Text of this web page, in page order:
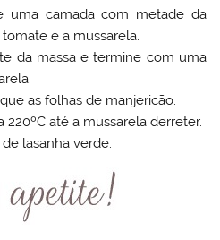
uma camada com metade da
e a mussarela.
da massa e termine com uma
as folhas de manjericão.
até a mussarela derreter.
lasanha verde.